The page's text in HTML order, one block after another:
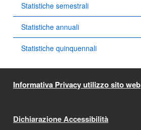
Statistiche semestrali
Statistiche annuali
Statistiche quinquennali
Informativa Privacy utilizzo sito web
Dichiarazione Accessibilità